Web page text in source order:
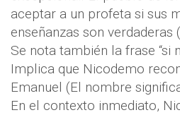
aceptar a un profeta si sus
enseñanzas son verdaderas
Se nota también la frase “si
Implica que Nicodemo
Emanuel (El nombre
En el contexto inmediato,